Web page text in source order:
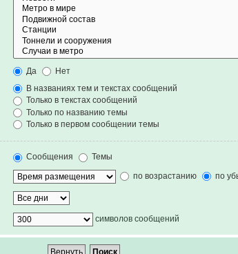
Да
Нет
В названиях тем и текстах сообщений
Только в текстах сообщений
Только по названию темы
Только в первом сообщении темы
Сообщения
Темы
по возрастанию по
символов сообщений